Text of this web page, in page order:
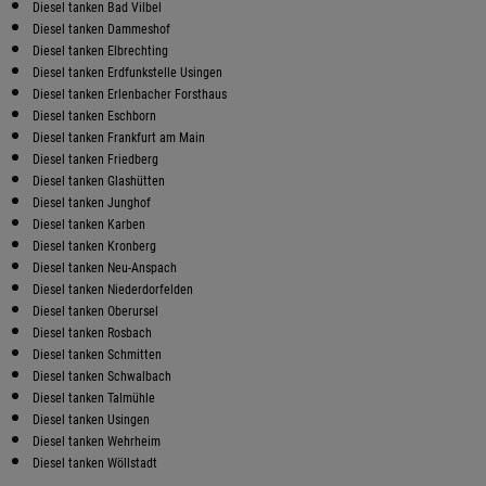
Diesel tanken Bad Vilbel
Diesel tanken Dammeshof
Diesel tanken Elbrechting
Diesel tanken Erdfunkstelle Usingen
Diesel tanken Erlenbacher Forsthaus
Diesel tanken Eschborn
Diesel tanken Frankfurt am Main
Diesel tanken Friedberg
Diesel tanken Glashütten
Diesel tanken Junghof
Diesel tanken Karben
Diesel tanken Kronberg
Diesel tanken Neu-Anspach
Diesel tanken Niederdorfelden
Diesel tanken Oberursel
Diesel tanken Rosbach
Diesel tanken Schmitten
Diesel tanken Schwalbach
Diesel tanken Talmühle
Diesel tanken Usingen
Diesel tanken Wehrheim
Diesel tanken Wöllstadt